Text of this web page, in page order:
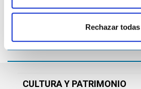
Rechazar todas
CULTURA Y PATRIMONIO